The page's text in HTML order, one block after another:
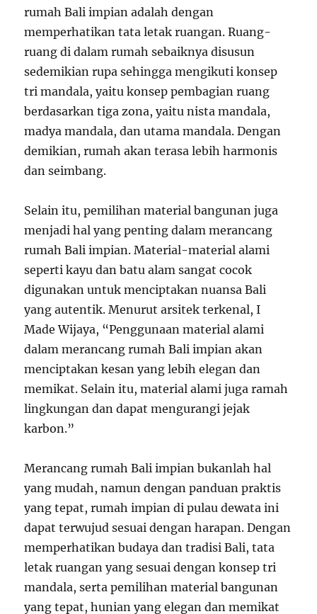
rumah Bali impian adalah dengan
memperhatikan tata letak ruangan. Ruang-
ruang di dalam rumah sebaiknya disusun
sedemikian rupa sehingga mengikuti konsep
tri mandala, yaitu konsep pembagian ruang
berdasarkan tiga zona, yaitu nista mandala,
madya mandala, dan utama mandala. Dengan
demikian, rumah akan terasa lebih harmonis
dan seimbang.
Selain itu, pemilihan material bangunan juga
menjadi hal yang penting dalam merancang
rumah Bali impian. Material-material alami
seperti kayu dan batu alam sangat cocok
digunakan untuk menciptakan nuansa Bali
yang autentik. Menurut arsitek terkenal, I
Made Wijaya, “Penggunaan material alami
dalam merancang rumah Bali impian akan
menciptakan kesan yang lebih elegan dan
memikat. Selain itu, material alami juga ramah
lingkungan dan dapat mengurangi jejak
karbon.”
Merancang rumah Bali impian bukanlah hal
yang mudah, namun dengan panduan praktis
yang tepat, rumah impian di pulau dewata ini
dapat terwujud sesuai dengan harapan. Dengan
memperhatikan budaya dan tradisi Bali, tata
letak ruangan yang sesuai dengan konsep tri
mandala, serta pemilihan material bangunan
yang tepat, hunian yang elegan dan memikat